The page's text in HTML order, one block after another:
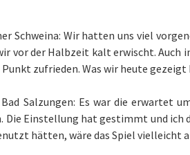
Schweina: Wir hatten uns viel
vor der Halbzeit kalt erwischt. Auch
zufrieden. Was wir heute
Salzungen: Es war die erwartet
Einstellung hat gestimmt und ich
hätten, wäre das Spiel vielleicht